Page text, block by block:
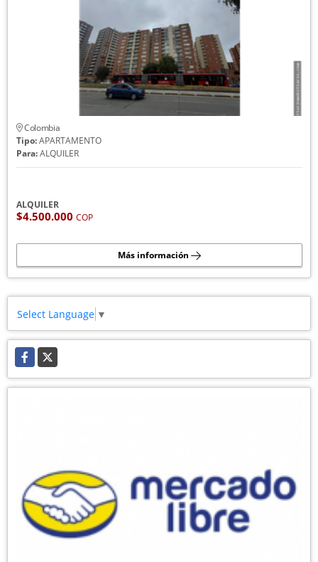
Colombia
Tipo:APARTAMENTO
Para:ALQUILER
ALQUILER
$4.500.000 COP
Más información
Select Language ▼
Facebook
X